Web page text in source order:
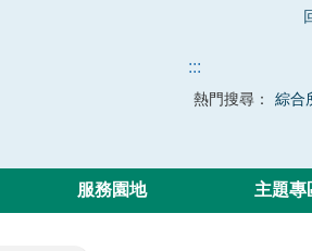
:::
熱門搜尋： 綜合
服務園地 主題專